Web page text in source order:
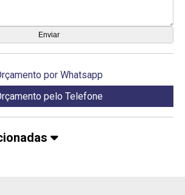
por Whatsapp
pelo Telefone